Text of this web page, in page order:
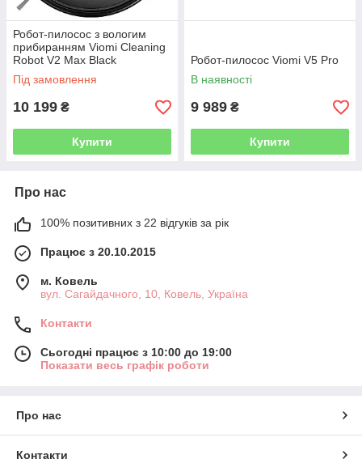
Робот-пилосос з вологим
прибиранням Viomi Cleaning
Robot V2 Max Black
Під замовлення
10 199 ₴
Купити
Робот-пилосос Viomi V5 Pro
В наявності
9 989 ₴
Купити
Про нас
100% позитивних з 22 відгуків за рік
Працює з 20.10.2015
м. Ковель
вул. Сагайдачного, 10, Ковель, Україна
Контакти
Сьогодні працює з 10:00 до 19:00
Показати весь графік роботи
Про нас
Контакти